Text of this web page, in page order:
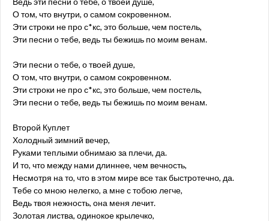
О том, что внутри, о самом сокровенном.
Эти строки не про с*кс, это больше, чем постель,
Эти песни о тебе, ведь ты бежишь по моим венам.
Эти песни о тебе, о твоей душе,
О том, что внутри, о самом сокровенном.
Эти строки не про с*кс, это больше, чем постель,
Эти песни о тебе, ведь ты бежишь по моим венам.
Второй Куплет
Холодный зимний вечер,
Руками теплыми обнимаю за плечи, да.
И то, что между нами длиннее, чем вечность,
Несмотря на то, что в этом мире все так быстротечно, да.
Тебе со мною нелегко, а мне с тобою легче,
Ведь твоя нежность, она меня лечит.
Золотая листва, одинокое крылечко,